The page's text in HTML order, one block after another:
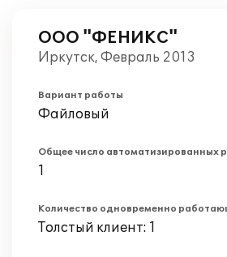
ООО "ФЕНИКС"
Иркутск, Февраль 2013
Вариант работы
Файловый
Общее число автоматизированных
1
Количество одновременно
Толстый клиент: 1